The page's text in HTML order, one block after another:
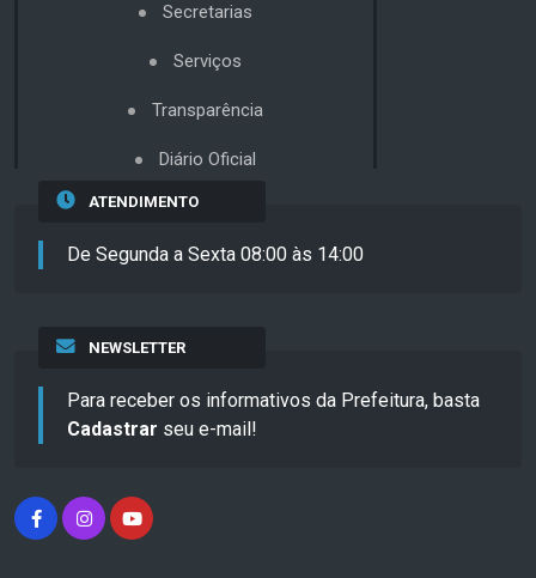
Secretarias
Serviços
Transparência
Diário Oficial
ATENDIMENTO
De Segunda a Sexta 08:00 às 14:00
NEWSLETTER
Para receber os informativos da Prefeitura, basta
Cadastrar seu e-mail!